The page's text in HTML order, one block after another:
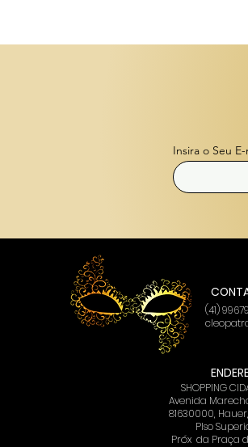
Insira o Seu
(41)
SHOPPING
Avenida
81630000,
PIso
Próx da Praça